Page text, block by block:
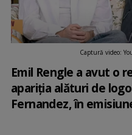
Captură video:
Emil Rengle a avut o
apariția alături de
Fernandez, în